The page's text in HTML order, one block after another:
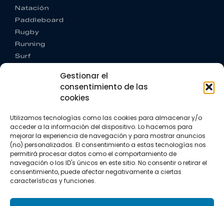
Gestionar el
consentimiento de las
cookies
Utilizamos tecnologías como las cookies para almacenar y/o
acceder a la información del dispositivo. Lo hacemos para
mejorar la experiencia de navegación y para mostrar anuncios
(no) personalizados. El consentimiento a estas tecnologías nos
permitirá procesar datos como el comportamiento de
navegación o los ID's únicos en este sitio. No consentir o retirar el
consentimiento, puede afectar negativamente a ciertas
características y funciones.
Natación
Paddleboard
Rugby
Running
Surf
CONTACTO
+34 662 342 177
info@vkssport.com
SÍGUENOS